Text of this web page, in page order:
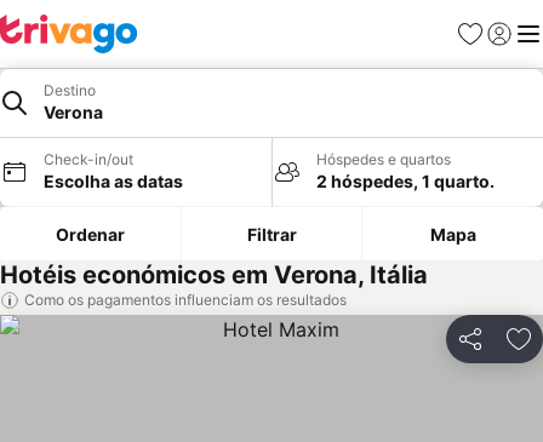
Favoritos
Iniciar
Destino
Verona
Check-in/out
Escolha as datas
Hóspedes e quartos
2 hóspedes, 1 quarto.
Ordenar Filtrar Mapa
Hotéis económicos em Verona, Itália
Como os pagamentos influenciam os resultados
Partilhar